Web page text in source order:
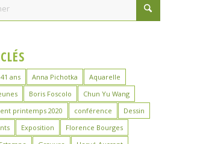
41 ans Anna Pichotka
Aquarelle
Boris Foscolo
Chun Yu Wang
printemps 2020
conférence
Dessin
Exposition
Florence Bourges